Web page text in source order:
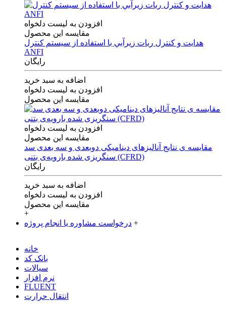
افزودن به لیست دلخواه
مقایسه این محصول
هدايت و كنترل ربات زيرآبي با استفاده از سيستم كنترل
ANFI
رایگان
اضافه به سبد خرید
افزودن به لیست دلخواه
مقایسه این محصول
افزودن به لیست دلخواه
مقایسه این محصول
مقایسه ی‌ نتایج آنالیزهای‌ دینامیکی‌ دوبعدی‌ و‌ سه بعدی‌ سد
سنگریزی‌ شده با‌رویه‌ی‌ بتنی‌ (CFRD)
رایگان
اضافه به سبد خرید
افزودن به لیست دلخواه
مقایسه این محصول
+
درخواست مشاوره یا انجام پروژه +
خانه
بانک کد
سیالات
نرم افزار
FLUENT
انتقال حرارت